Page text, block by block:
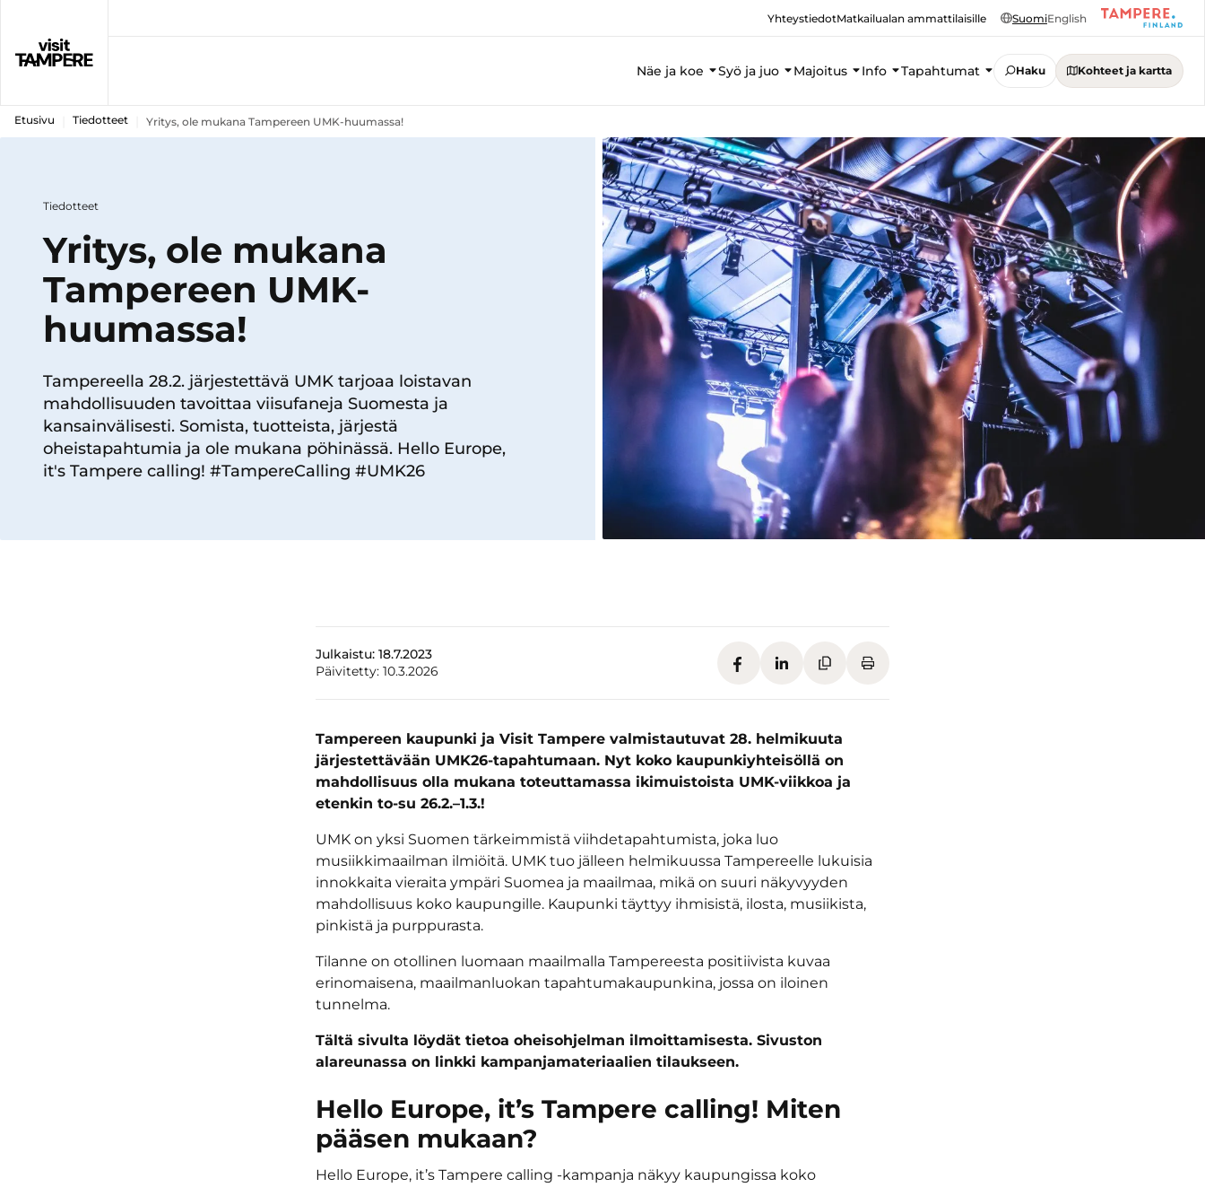
YhteystiedotMatkailualan ammattilaisille SuomiEnglish
Näe ja koe Syö ja juo Majoitus Info Tapahtumat Haku Kohteet ja kartta
Etusivu Tiedotteet Yritys, ole mukana Tampereen UMK-huumassa!
Tiedotteet
Yritys, ole mukana
Tampereen UMK-
huumassa!
Tampereella 28.2. järjestettävä UMK tarjoaa loistavan
mahdollisuuden tavoittaa viisufaneja Suomesta ja
kansainvälisesti. Somista, tuotteista, järjestä
oheistapahtumia ja ole mukana pöhinässä. Hello Europe,
it's Tampere calling! #TampereCalling #UMK26
Julkaistu: 18.7.2023
Päivitetty: 10.3.2026
Tampereen kaupunki ja Visit Tampere valmistautuvat 28. helmikuuta
järjestettävään UMK26-tapahtumaan. Nyt koko kaupunkiyhteisöllä on
mahdollisuus olla mukana toteuttamassa ikimuistoista UMK-viikkoa ja
etenkin to-su 26.2.–1.3.!
UMK on yksi Suomen tärkeimmistä viihdetapahtumista, joka luo
musiikkimaailman ilmiöitä.​ UMK tuo jälleen helmikuussa Tampereelle lukuisia
innokkaita vieraita ympäri Suomea ja maailmaa, mikä on suuri näkyvyyden
mahdollisuus koko kaupungille. Kaupunki täyttyy ihmisistä, ilosta, musiikista,
pinkistä ja purppurasta.
Tilanne on otollinen luomaan maailmalla Tampereesta positiivista kuvaa
erinomaisena, maailmanluokan tapahtumakaupunkina, jossa on iloinen
tunnelma.
Tältä sivulta löydät tietoa oheisohjelman ilmoittamisesta. Sivuston
alareunassa on linkki kampanjamateriaalien tilaukseen.
Hello Europe, it’s Tampere calling! Miten
pääsen mukaan?
Hello Europe, it’s Tampere calling -kampanja näkyy kaupungissa koko